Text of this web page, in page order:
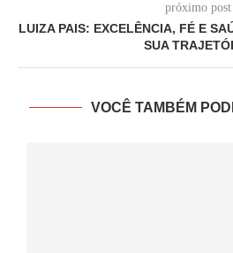
próximo post
LUIZA PAIS: EXCELÊNCIA, FÉ E
SUA
VOCÊ TAMBÉM